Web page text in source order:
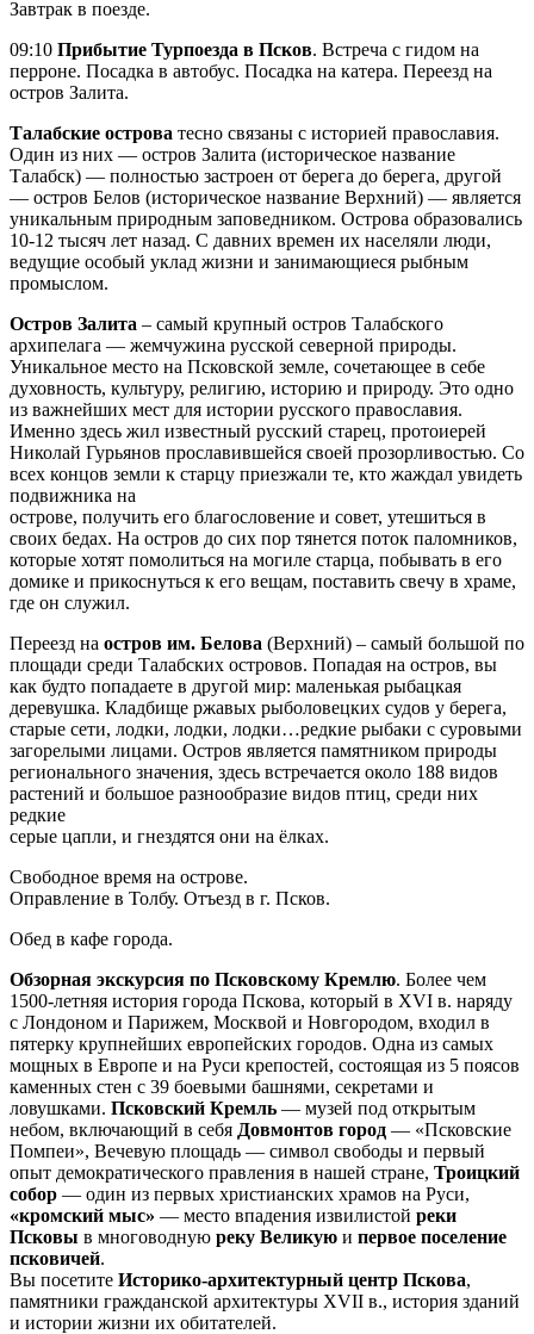
Завтрак в поезде.
09:10 Прибытие Турпоезда в Псков. Встреча с гидом на
перроне. Посадка в автобус. Посадка на катера. Переезд на
остров Залита.
Талабские острова тесно связаны с историей православия.
Один из них — остров Залита (историческое название
Талабск) — полностью застроен от берега до берега, другой
— остров Белов (историческое название Верхний) — является
уникальным природным заповедником. Острова образовались
10-12 тысяч лет назад. С давних времен их населяли люди,
ведущие особый уклад жизни и занимающиеся рыбным
промыслом.
Остров Залита – самый крупный остров Талабского
архипелага — жемчужина русской северной природы.
Уникальное место на Псковской земле, сочетающее в себе
духовность, культуру, религию, историю и природу. Это одно
из важнейших мест для истории русского православия.
Именно здесь жил известный русский старец, протоиерей
Николай Гурьянов прославившейся своей прозорливостью. Со
всех концов земли к старцу приезжали те, кто жаждал увидеть
подвижника на
острове, получить его благословение и совет, утешиться в
своих бедах. На остров до сих пор тянется поток паломников,
которые хотят помолиться на могиле старца, побывать в его
домике и прикоснуться к его вещам, поставить свечу в храме,
где он служил.
Переезд на остров им. Белова (Верхний) – самый большой по
площади среди Талабских островов. Попадая на остров, вы
как будто попадаете в другой мир: маленькая рыбацкая
деревушка. Кладбище ржавых рыболовецких судов у берега,
старые сети, лодки, лодки, лодки…редкие рыбаки с суровыми
загорелыми лицами. Остров является памятником природы
регионального значения, здесь встречается около 188 видов
растений и большое разнообразие видов птиц, среди них
редкие
серые цапли, и гнездятся они на ёлках.
Свободное время на острове.
Оправление в Толбу. Отъезд в г. Псков.
Обед в кафе города.
Обзорная экскурсия по Псковскому Кремлю. Более чем
1500-летняя история города Пскова, который в XVI в. наряду
с Лондоном и Парижем, Москвой и Новгородом, входил в
пятерку крупнейших европейских городов. Одна из самых
мощных в Европе и на Руси крепостей, состоящая из 5 поясов
каменных стен с 39 боевыми башнями, секретами и
ловушками. Псковский Кремль — музей под открытым
небом, включающий в себя Довмонтов город — «Псковские
Помпеи», Вечевую площадь — символ свободы и первый
опыт демократического правления в нашей стране, Троицкий
собор — один из первых христианских храмов на Руси,
«кромский мыс» — место впадения извилистой реки
Псковы в многоводную реку Великую и первое поселение
псковичей.
Вы посетите Историко-архитектурный центр Пскова,
памятники гражданской архитектуры XVII в., история зданий
и истории жизни их обитателей.